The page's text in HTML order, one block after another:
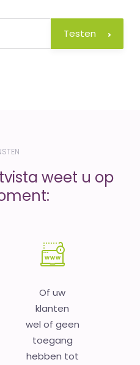
Testen
weet u op
Of uw
klanten
wel of geen
toegang
hebben tot